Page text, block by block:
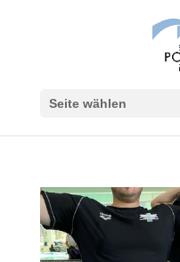
Seite wählen